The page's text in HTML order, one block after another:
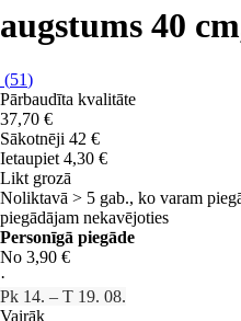
augstums 40 cm
(51)
Pārbaudīta kvalitāte
37,70 €
Sākotnēji 42 €
Ietaupiet 4,30 €
Likt grozā
Noliktavā > 5 gab., ko varam
piegādājam nekavējoties
Personīgā piegāde
No 3,90 €
·
Pk 14. – T 19. 08.
Vairāk